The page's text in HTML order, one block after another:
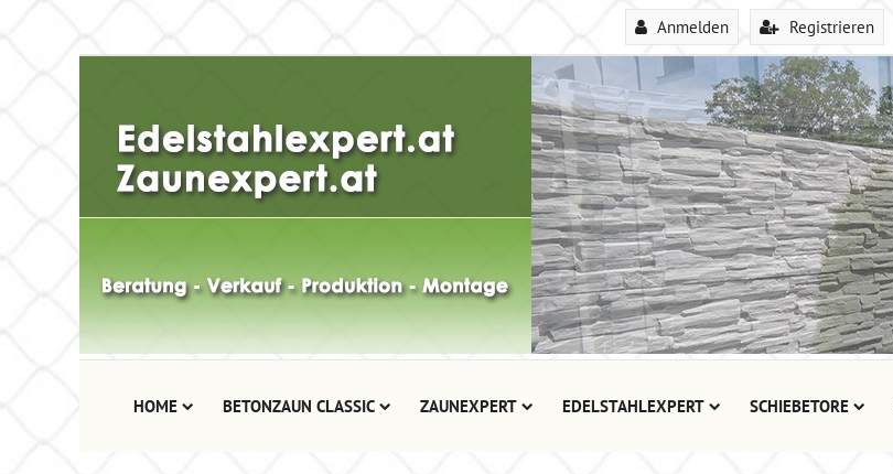
Anmelden Registrieren
HOME BETONZAUN CLASSIC ZAUNEXPERT EDELSTAHLEXPERT SCHIEBETORE